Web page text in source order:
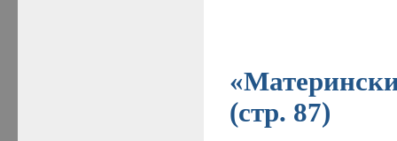
(стр. 87)